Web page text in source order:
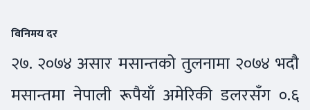
विनिमय दर
२७. २०७४ असार मसान्तको तुलनामा २०७४ भदौ
मसान्तमा नेपाली रूपैयाँ अमेरिकी डलरसँग ०.६